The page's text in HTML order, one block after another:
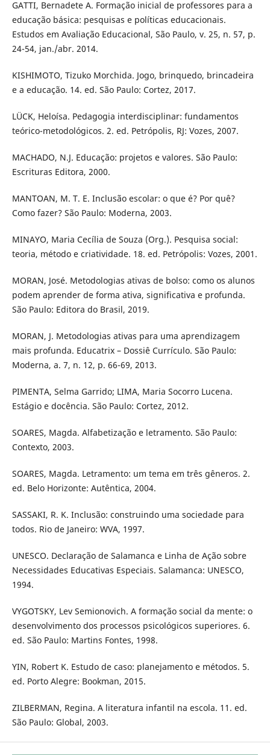
GATTI, Bernadete A. Formação inicial de professores para a
educação básica: pesquisas e políticas educacionais.
Estudos em Avaliação Educacional, São Paulo, v. 25, n. 57, p.
24-54, jan./abr. 2014.
KISHIMOTO, Tizuko Morchida. Jogo, brinquedo, brincadeira
e a educação. 14. ed. São Paulo: Cortez, 2017.
LÜCK, Heloísa. Pedagogia interdisciplinar: fundamentos
teórico-metodológicos. 2. ed. Petrópolis, RJ: Vozes, 2007.
MACHADO, N.J. Educação: projetos e valores. São Paulo:
Escrituras Editora, 2000.
MANTOAN, M. T. E. Inclusão escolar: o que é? Por quê?
Como fazer? São Paulo: Moderna, 2003.
MINAYO, Maria Cecília de Souza (Org.). Pesquisa social:
teoria, método e criatividade. 18. ed. Petrópolis: Vozes, 2001.
MORAN, José. Metodologias ativas de bolso: como os alunos
podem aprender de forma ativa, significativa e profunda.
São Paulo: Editora do Brasil, 2019.
MORAN, J. Metodologias ativas para uma aprendizagem
mais profunda. Educatrix – Dossiê Currículo. São Paulo:
Moderna, a. 7, n. 12, p. 66-69, 2013.
PIMENTA, Selma Garrido; LIMA, Maria Socorro Lucena.
Estágio e docência. São Paulo: Cortez, 2012.
SOARES, Magda. Alfabetização e letramento. São Paulo:
Contexto, 2003.
SOARES, Magda. Letramento: um tema em três gêneros. 2.
ed. Belo Horizonte: Autêntica, 2004.
SASSAKI, R. K. Inclusão: construindo uma sociedade para
todos. Rio de Janeiro: WVA, 1997.
UNESCO. Declaração de Salamanca e Linha de Ação sobre
Necessidades Educativas Especiais. Salamanca: UNESCO,
1994.
VYGOTSKY, Lev Semionovich. A formação social da mente: o
desenvolvimento dos processos psicológicos superiores. 6.
ed. São Paulo: Martins Fontes, 1998.
YIN, Robert K. Estudo de caso: planejamento e métodos. 5.
ed. Porto Alegre: Bookman, 2015.
ZILBERMAN, Regina. A literatura infantil na escola. 11. ed.
São Paulo: Global, 2003.